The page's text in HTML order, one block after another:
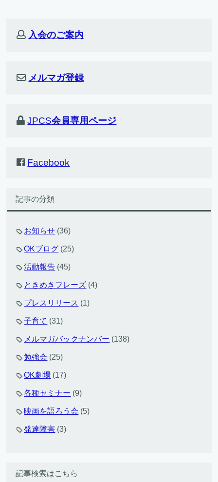
入会のご案内
メルマガ登録
JPCS会員専用ページ
Facebook
記事の分類
お知らせ (36)
OKブログ (25)
活動報告 (45)
ときめきフレーズ (4)
プレスリリース (1)
子育て (31)
メルマガバックナンバー (138)
勉強会 (25)
OK劇場 (17)
各種セミナー (9)
映画を語ろう会 (5)
発達障害 (3)
記事検索はこちら